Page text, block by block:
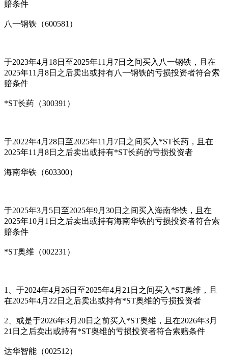
赔条件
八一钢铁（600581）
于2023年4月18日至2025年11月7日之间买入八一钢铁，且在
2025年11月8日之后卖出或持有八一钢铁的亏损投资者符合索
赔条件
*ST长药（300391）
于2022年4月28日至2025年11月7日之间买入*ST长药，且在
2025年11月8日之后卖出或持有*ST长药的亏损投资者
海南华铁（603300）
于2025年3月5日至2025年9月30日之间买入海南华铁，且在
2025年10月1日之后卖出或持有海南华铁的亏损投资者符合索
赔条件
*ST奥维（002231）
1、于2024年4月26日至2025年4月21日之间买入*ST奥维，且
在2025年4月22日之后卖出或持有*ST奥维的亏损投资者
2、或是于2026年3月20日之前买入*ST奥维，且在2026年3月
21日之后卖出或持有*ST奥维的亏损投资者符合索赔条件
达华智能（002512）